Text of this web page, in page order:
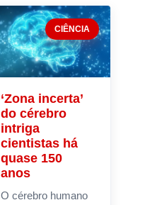
CIÊNCIA
‘Zona incerta’
do cérebro
intriga
cientistas há
quase 150
anos
O cérebro humano